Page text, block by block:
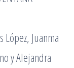
López, Juanma
y Alejandra